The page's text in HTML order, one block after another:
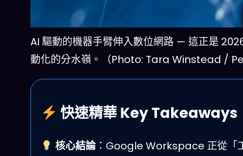
AI 驅動的機器手臂伸入數位網路 — 這正是
動化的分水嶺。（Photo: Tara Winstead /
快速精華 Key Takeaways
核心結論：Google Workspace 正從「